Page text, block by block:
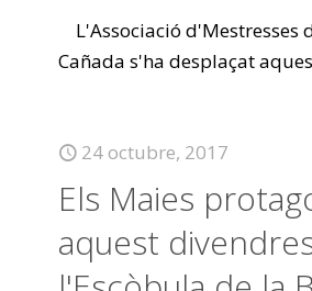
L'Associació d'Mestresses
Cañada s'ha desplaçat
24 octubre, 2017
Els Maies
aquest